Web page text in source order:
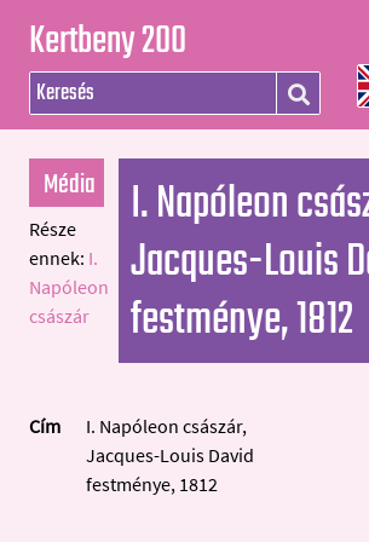
Kertbeny 200
I. Napóleon
Jacques-Louis
festménye, 1812
Média
Része
ennek: I.
Napóleon
császár
Cím
I. Napóleon császár,
Jacques-Louis David
festménye, 1812